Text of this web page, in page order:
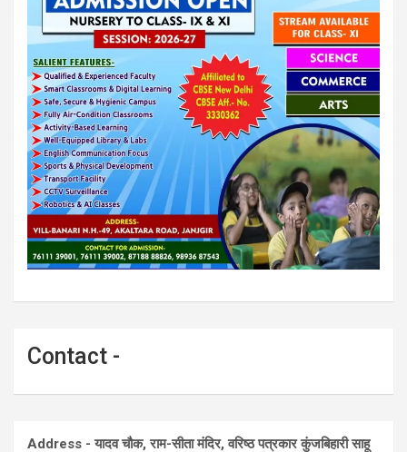
Contact -
Address - यादव चौक, राम-सीता मंदिर, वरिष्ठ पत्रकार कुंजबिहारी साहू